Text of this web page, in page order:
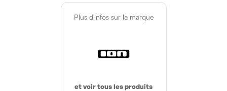
Plus d'infos sur la marque
et voir tous les produits